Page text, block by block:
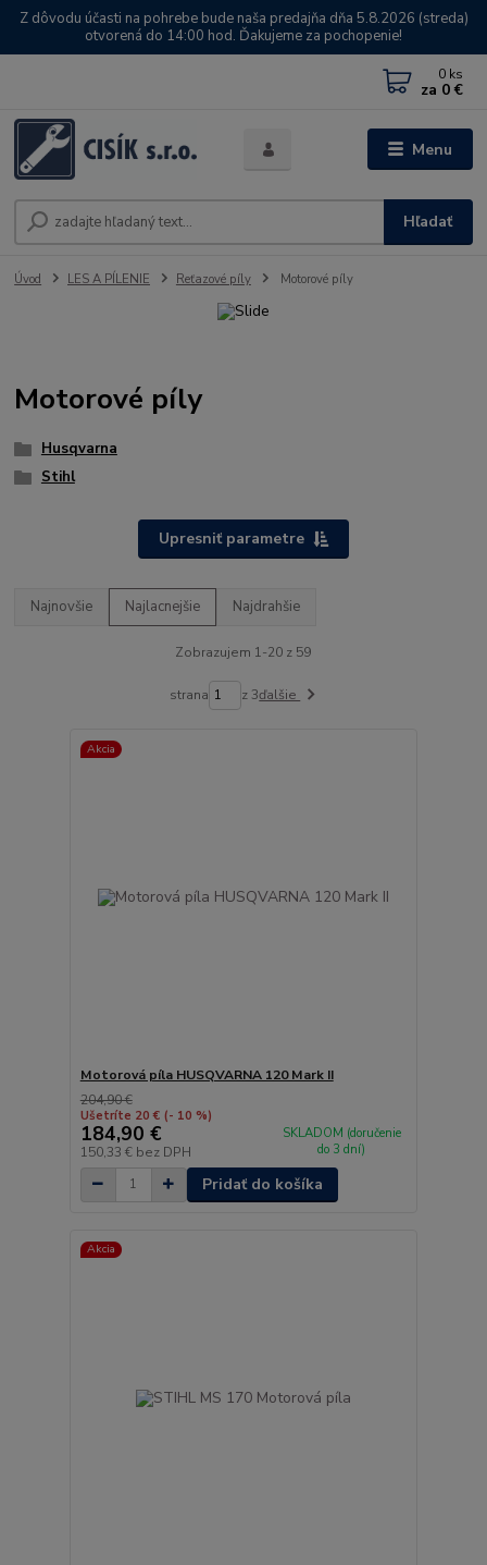
Z dôvodu účasti na pohrebe bude naša predajňa dňa 5.8.2026 (streda)
otvorená do 14:00 hod. Ďakujeme za pochopenie!
Menu
Hľadať
0 ks
za 0 €
Úvod LES A PÍLENIE Reťazové píly Motorové píly
Motorové píly
Husqvarna
Stihl
Upresniť parametre
Najnovšie Najlacnejšie Najdrahšie
Zobrazujem 1-20 z 59
strana z 3ďalšie
Akcia
Motorová píla HUSQVARNA 120 Mark II
204,90 €
Ušetríte 20 € (- 10 %)
184,90 €
150,33 € bez DPH
SKLADOM (doručenie
do 3 dní)
Pridať do košíka
Akcia